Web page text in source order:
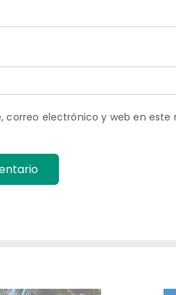
correo electrónico y web en